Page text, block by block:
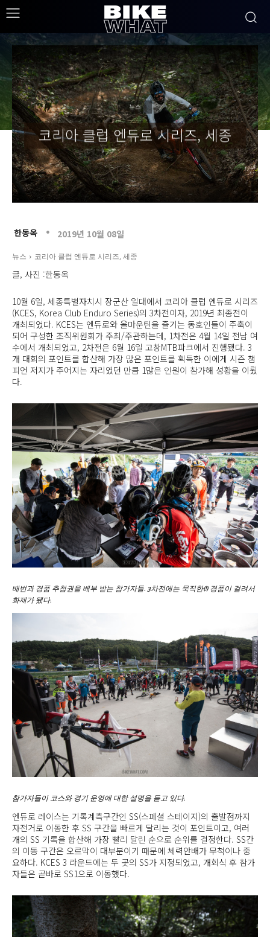
뉴스
코리아 클럽 엔듀로 시리즈, 세종
한동옥 2019년 10월 08일
뉴스 코리아 클럽 엔듀로 시리즈, 세종
글, 사진 :한동옥
10월 6일, 세종특별자치시 장군산 일대에서 코리아 클럽 엔듀로 시리즈
(KCES, Korea Club Enduro Series)의 3차전이자, 2019년 최종전이
개최되었다. KCES는 엔듀로와 올마운틴을 즐기는 동호인들이 주축이
되어 구성한 조직위원회가 주최/주관하는데, 1차전은 4월 14일 전남 여
수에서 개최되었고, 2차전은 6월 16일 고창MTB파크에서 진행됐다. 3
개 대회의 포인트를 합산해 가장 많은 포인트를 획득한 이에게 시즌 챔
피언 저지가 주어지는 자리였던 만큼 1많은 인원이 참가해 성황을 이뤘
다.
배번과 경품 추첨권을 배부 받는 참가자들. 3차전에는 묵직한(!) 경품이 걸려서
화제가 됐다.
참가자들이 코스와 경기 운영에 대한 설명을 듣고 있다.
엔듀로 레이스는 기록계측구간인 SS(스페셜 스테이지)의 출발점까지
자전거로 이동한 후 SS 구간을 빠르게 달리는 것이 포인트이고, 여러
개의 SS 기록을 합산해 가장 빨리 달린 순으로 순위를 결정한다. SS간
의 이동 구간은 오르막이 대부분이기 때문에 체력안배가 무척이나 중
요하다. KCES 3 라운드에는 두 곳의 SS가 지정되었고, 개회식 후 참가
자들은 곧바로 SS1으로 이동했다.